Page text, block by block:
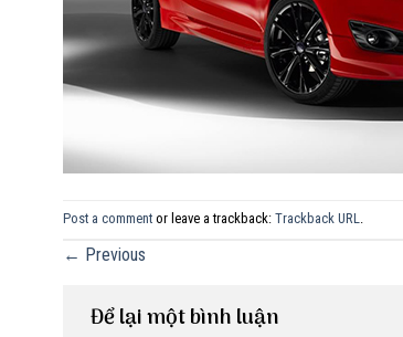
Post a comment or leave a trackback: Trackback URL
← Previous
Để lại một bình luận